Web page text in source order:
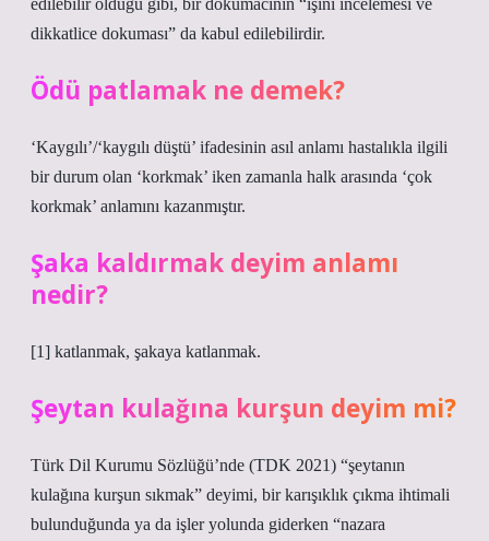
edilebilir olduğu gibi, bir dokumacının “işini incelemesi ve
dikkatlice dokuması” da kabul edilebilirdir.
Ödü patlamak ne demek?
‘Kaygılı’/‘kaygılı düştü’ ifadesinin asıl anlamı hastalıkla ilgili
bir durum olan ‘korkmak’ iken zamanla halk arasında ‘çok
korkmak’ anlamını kazanmıştır.
Şaka kaldırmak deyim anlamı
nedir?
[1] katlanmak, şakaya katlanmak.
Şeytan kulağına kurşun deyim mi?
Türk Dil Kurumu Sözlüğü’nde (TDK 2021) “şeytanın
kulağına kurşun sıkmak” deyimi, bir karışıklık çıkma ihtimali
bulunduğunda ya da işler yolunda giderken “nazara